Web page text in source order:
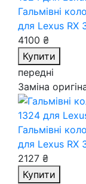
Гальмівні
для Lexus RX
4100 ₴
Купити
передні
Заміна
Гальмівні
для Lexus RX
2127 ₴
Купити